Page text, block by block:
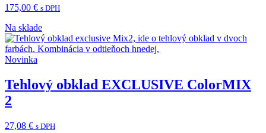
175,00 € s DPH
Na sklade
Novinka
Tehlový obklad EXCLUSIVE ColorMIX
2
27,08 € s DPH